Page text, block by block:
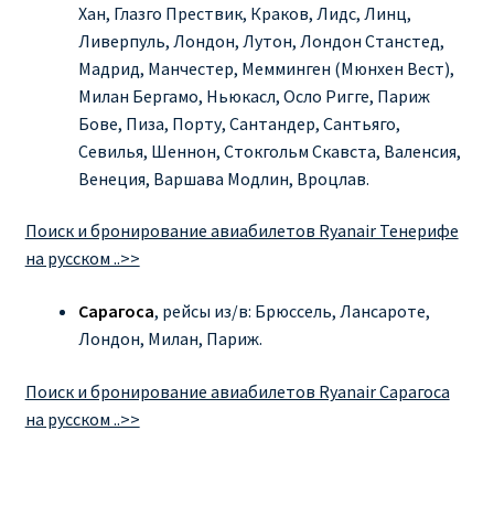
Хан, Глазго Прествик, Краков, Лидс, Линц,
Ливерпуль, Лондон, Лутон, Лондон Станстед,
Мадрид, Манчестер, Мемминген (Мюнхен Вест),
Милан Бергамо, Ньюкасл, Осло Ригге, Париж
Бове, Пиза, Порту, Сантандер, Сантьяго,
Севилья, Шеннон, Стокгольм Скавста, Валенсия,
Венеция, Варшава Модлин, Вроцлав.
Поиск и бронирование авиабилетов Ryanair Тенерифе
на русском ..>>
Сарагоса, рейсы из/в: Брюссель, Лансароте,
Лондон, Милан, Париж.
Поиск и бронирование авиабилетов Ryanair Сарагоса
на русском ..>>